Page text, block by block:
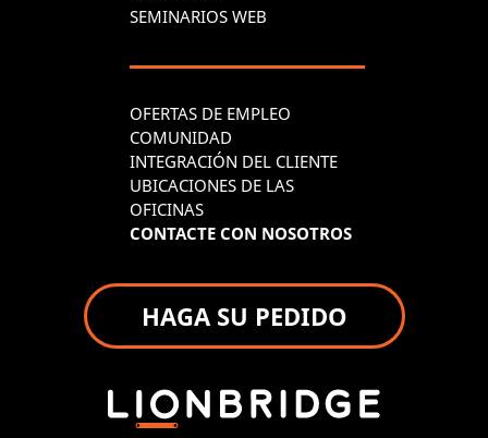
SEMINARIOS WEB
OFERTAS DE EMPLEO
COMUNIDAD
INTEGRACIÓN DEL CLIENTE
UBICACIONES DE LAS
OFICINAS
CONTACTE CON NOSOTROS
HAGA SU PEDIDO